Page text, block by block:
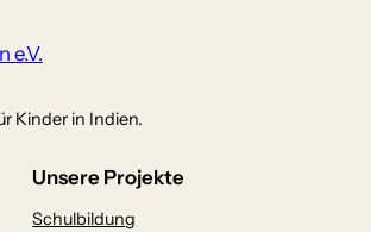
e.V.
Kinder in Indien.
Unsere Projekte
Schulbildung